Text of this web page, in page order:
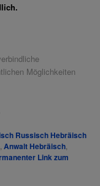
Möglichkeiten
Russisch Hebräisch
,Anwalt Hebräisch
Link zum